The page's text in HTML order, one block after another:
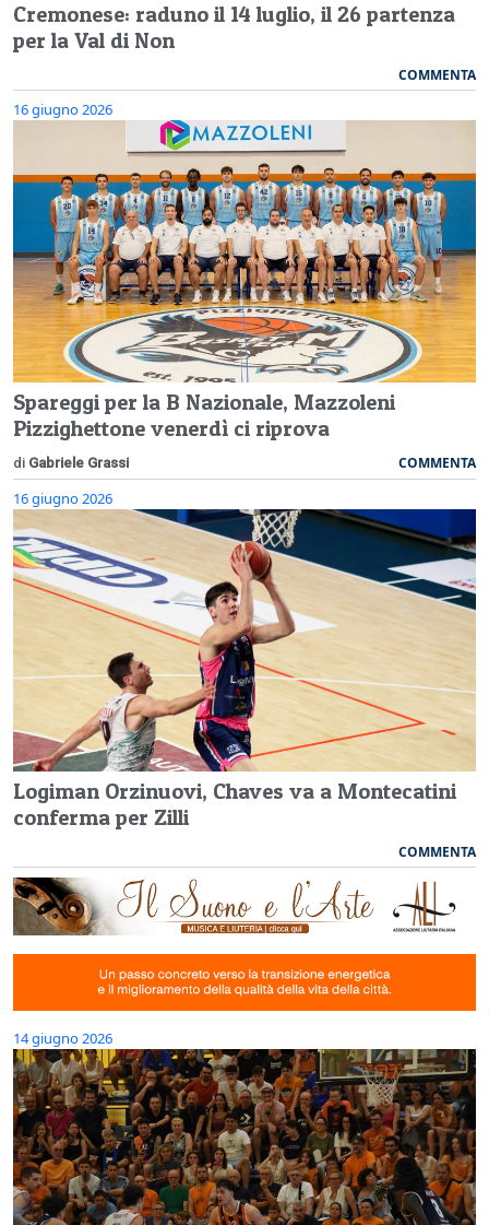
Cremonese: raduno il 14 luglio, il 26 partenza
per la Val di Non
COMMENTA
16 giugno 2026
Spareggi per la B Nazionale, Mazzoleni
Pizzighettone venerdì ci riprova
di Gabriele Grassi COMMENTA
16 giugno 2026
Logiman Orzinuovi, Chaves va a Montecatini
conferma per Zilli
COMMENTA
14 giugno 2026